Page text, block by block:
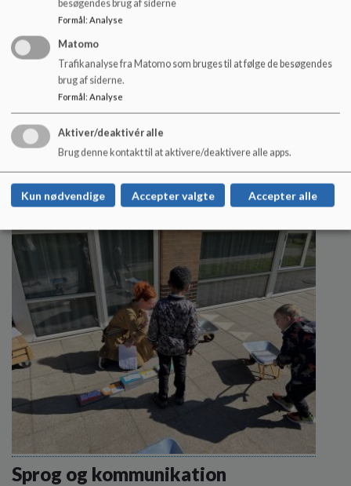
IT som fokus
På denne side kan du læse mere om hvordan vi på
Ådalskolen og STU Åmarken arbejder med IT på det
specialiserede område.
Læs mere
Sprog og kommunikation
besøgendes brug af siderne
Formål : Analyse
Matomo
Trafikanalyse fra Matomo som bruges til at følge de besøgendes
brug af siderne.
Formål: Analyse
Aktiver/deaktivér alle
Brug denne kontakt til at aktivere/deaktivere alle apps.
Kun nødvendige Accepter valgte Accepter alle